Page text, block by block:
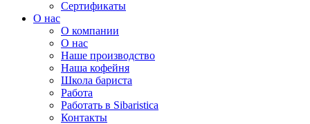
Сертификаты
О нас
O компании
О нас
Наше производство
Наша кофейня
Школа бариста
Работа
Работать в Sibaristica
Контакты